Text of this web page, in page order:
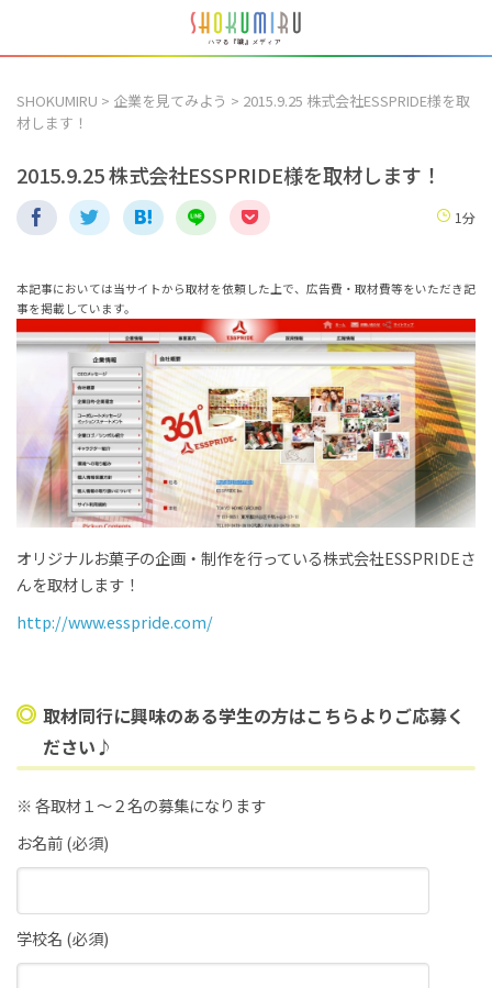
SHOKUMIRU > 企業を見てみよう > 2015.9.25 株式会社ESSPRIDE様を取
材します！
2015.9.25 株式会社ESSPRIDE様を取材します！
1分
本記事においては当サイトから取材を依頼した上で、広告費・取材費等をいただき記
事を掲載しています。
オリジナルお菓子の企画・制作を行っている株式会社ESSPRIDEさ
んを取材します！
http://www.esspride.com/
取材同行に興味のある学生の方はこちらよりご応募く
ださい♪
※ 各取材１〜２名の募集になります
お名前 (必須)
学校名 (必須)